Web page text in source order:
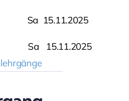
15.11.2025
Sa 15.11.2025